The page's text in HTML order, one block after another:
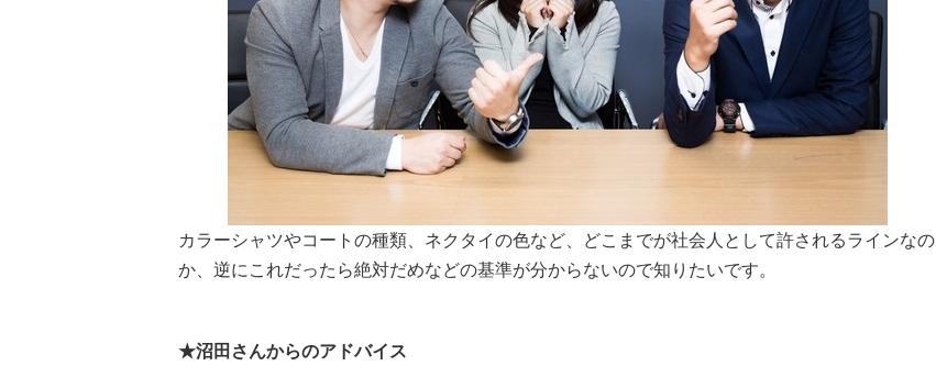
カラーシャツやコートの種類、ネクタイの色など、どこまでが社会人として許されるラインなの
か、逆にこれだったら絶対だめなどの基準が分からないので知りたいです。
★沼田さんからのアドバイス